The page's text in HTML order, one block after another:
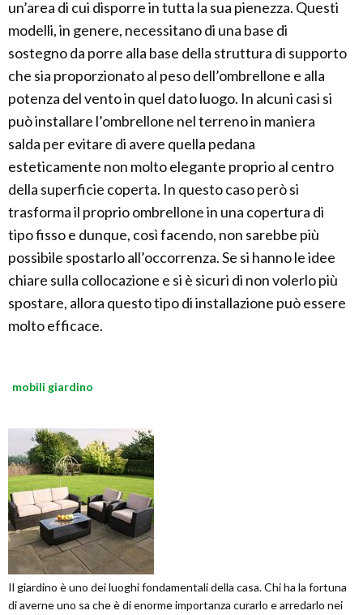
un’area di cui disporre in tutta la sua pienezza. Questi
modelli, in genere, necessitano di una base di
sostegno da porre alla base della struttura di supporto
che sia proporzionato al peso dell’ombrellone e alla
potenza del vento in quel dato luogo. In alcuni casi si
può installare l’ombrellone nel terreno in maniera
salda per evitare di avere quella pedana
esteticamente non molto elegante proprio al centro
della superficie coperta. In questo caso però si
trasforma il proprio ombrellone in una copertura di
tipo fisso e dunque, così facendo, non sarebbe più
possibile spostarlo all’occorrenza. Se si hanno le idee
chiare sulla collocazione e si è sicuri di non volerlo più
spostare, allora questo tipo di installazione può essere
molto efficace.
mobili giardino
Il giardino è uno dei luoghi fondamentali della casa. Chi ha la fortuna
di averne uno sa che è di enorme importanza curarlo e arredarlo nei